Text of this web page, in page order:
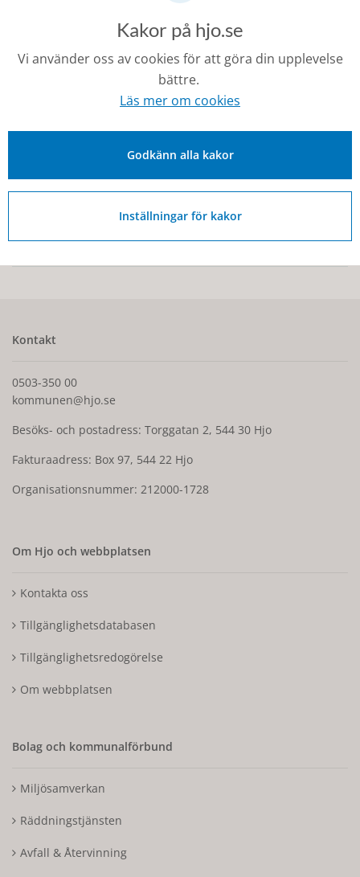
"Linnéa Åkesson som bor i Hjo och tävlar för FMCK Skövde har
under 2023 nått stora framgångar och bland annat vunnit
enduroklassikern Gotland Grand National, efter att ha slagit
den fyrfaldiga världsmästarinnan. Gotland Grand National är
världens största endurotävling sett till antal deltagare.
Elitklasserna ska hinna så många varv som möjligt på den 2,2
guld 2023 och bröt därmed en av konkurrenternas åtta
säsonger långa vinstsvit."
15 juli 2026
Kontakt
0503-350 00
kommunen@hjo.se
Besöks- och postadress: Torggatan 2, 544 30 Hjo
Fakturaadress: Box 97, 544 22 Hjo
Organisationsnummer: 212000-1728
Om Hjo och webbplatsen
Kontakta oss
Tillgänglighetsdatabasen
Tillgänglighetsredogörelse
Om webbplatsen
Bolag och kommunalförbund
Miljösamverkan
Räddningstjänsten
Avfall & Återvinning
Kakor på hjo.se
Vi använder oss av cookies för att göra din upplevelse
bättre.
Läs mer om cookies
Godkänn alla kakor
Inställningar för kakor